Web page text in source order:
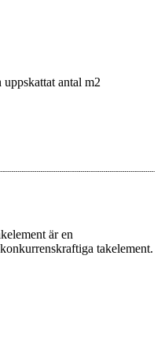
antal m2
är en
takelement.